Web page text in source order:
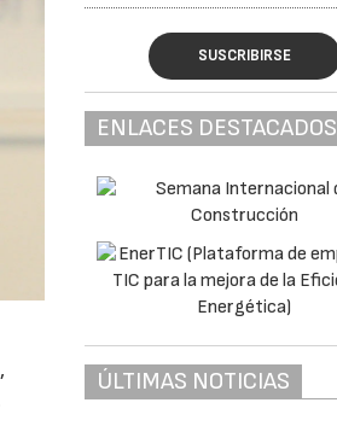
SUSCRIBIRSE
ENLACES DESTACADOS
ÚLTIMAS NOTICIAS